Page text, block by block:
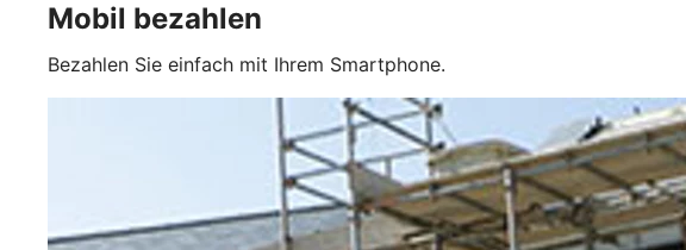
Mobil bezahlen
Bezahlen Sie einfach mit Ihrem Smartphone.